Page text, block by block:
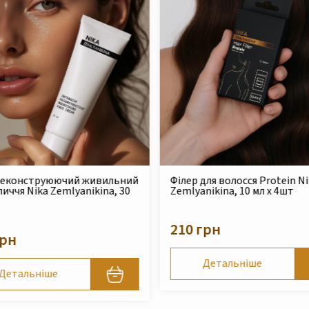
для волосся Protein Nika
10 мл x 4шт
Детальніше
Безсульфатний
шампунь для сухого та
пошкодженого волосся
490 грн
Детальніше